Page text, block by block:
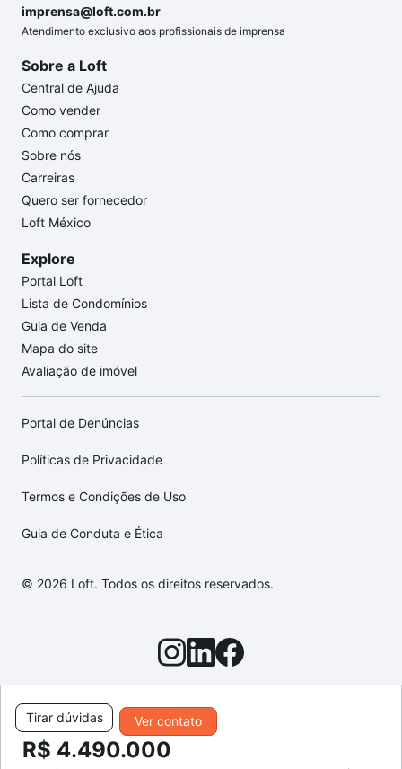
Ver contato
Tirar dúvidas
R$ 4.490.000
imprensa@loft.com.br
Atendimento exclusivo aos profissionais de imprensa
Sobre a Loft
Central de Ajuda
Como vender
Como comprar
Sobre nós
Carreiras
Quero ser fornecedor
Loft México
Explore
Portal Loft
Lista de Condomínios
Guia de Venda
Mapa do site
Avaliação de imóvel
Portal de Denúncias
Políticas de Privacidade
Termos e Condições de Uso
Guia de Conduta e Ética
© 2026 Loft. Todos os direitos reservados.